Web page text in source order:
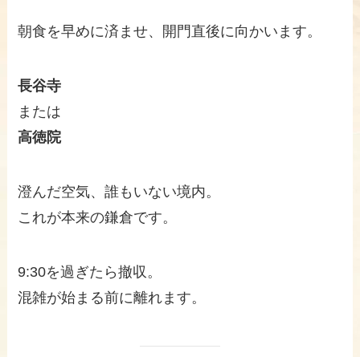
朝食を早めに済ませ、開門直後に向かいます。
長谷寺
または
高徳院
澄んだ空気、誰もいない境内。
これが本来の鎌倉です。
9:30を過ぎたら撤収。
混雑が始まる前に離れます。